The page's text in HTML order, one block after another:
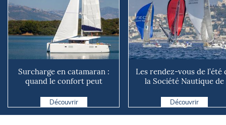
Surcharge en catamaran :
quand le confort peut
Découvrir
Les rendez-vous de l’été
la Société Nautique de
Découvrir